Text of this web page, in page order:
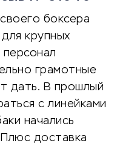
боксера
крупных
грамотные
дать. В прошлый
с линейками
начались
доставка